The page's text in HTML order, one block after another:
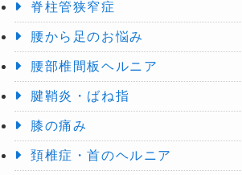
脊柱管狭窄症
腰から足のお悩み
腰部椎間板ヘルニア
腱鞘炎・ばね指
膝の痛み
頚椎症・首のヘルニア